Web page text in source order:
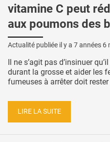
vitamine C peut
aux poumons des
Actualité publiée il y a 7 années 6
Il ne s’agit pas d’insinuer
durant la grosse et aider les
fumeuses à arrêter doit rester
LIRE LA SUITE